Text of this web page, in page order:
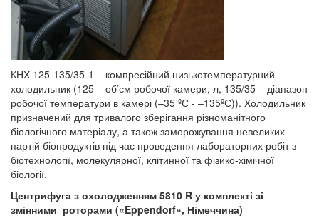
КНХ 125-135/35-1 – компресійний низькотемпературний
холодильник (125 – об’єм робочої камери, л, 135/35 – діапазон
робочої температури в камері (‒35 ºС - ‒135ºС)). Холодильник
призначений для тривалого зберігання різноманітного
біологічного матеріалу, а також заморожування невеликих
партій біопродуктів під час проведення лабораторних робіт з
біотехнології, молекулярної, клітинної та фізико-хімічної
біології.
Центрифуга з охолодженням 5810 R у комплекті зі
змінними роторами («Eppendorf», Німеччина)